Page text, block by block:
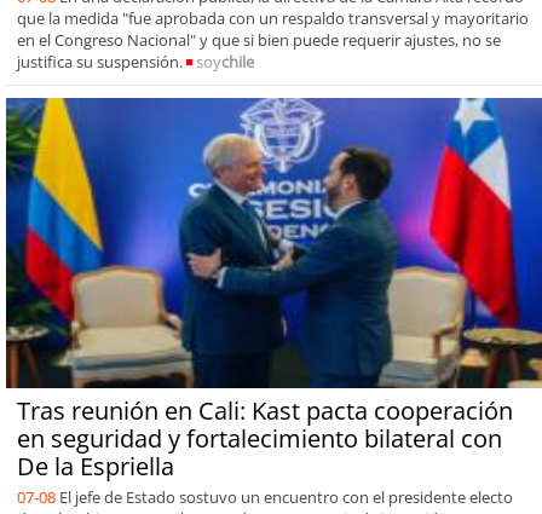
que la medida "fue aprobada con un respaldo transversal y mayoritario
en el Congreso Nacional" y que si bien puede requerir ajustes, no se
justifica su suspensión.
soychile
Tras reunión en Cali: Kast pacta cooperación
en seguridad y fortalecimiento bilateral con
De la Espriella
07-08 El jefe de Estado sostuvo un encuentro con el presidente electo